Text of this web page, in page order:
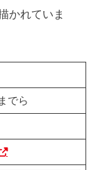
かれていま
でら